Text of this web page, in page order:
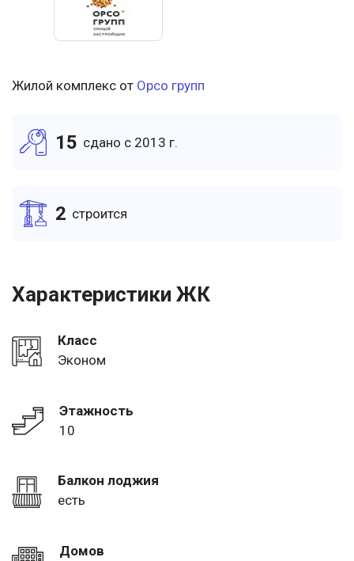
Жилой комплекс от Орсо групп
15 cдано c 2013 г.
2 cтроится
Характеристики ЖК
Класс
Эконом
Этажность
10
Балкон лоджия
есть
Домов